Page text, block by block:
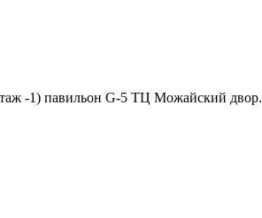
-1) павильон G-5 ТЦ Можайский двор.